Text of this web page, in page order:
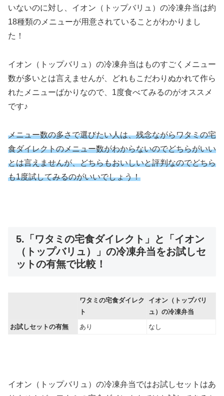
いないのに対し、イオン（トップバリュ）の冷凍弁当は約
18種類のメニューが用意されていることがわかりまし
た！
イオン（トップバリュ）の冷凍弁当はものすごくメニュー
数が多いとは言えませんが、どれもこだわりぬかれて作ら
れたメニューばかりなので、1度食べてみるのがオススメ
です♪
メニュー数の多さで選びたい人は、残念ながらワタミの宅
食ダイレクトのメニュー数がわからないのでどちらがいい
とは言えませんが、どちらもおいしいと評判なのでどちら
も1度試してみるのがいいでしょう！
5.「ワタミの宅食ダイレクト」と「イオン
（トップバリュ）」の冷凍弁当をお試しセ
ットの有無で比較！
ワタミの宅食ダイレク
ト
イオン（トップバリ
ュ）の冷凍弁当
お試しセットの有無
あり なし
イオン（トップバリュ）の冷凍弁当ではお試しセットはあ